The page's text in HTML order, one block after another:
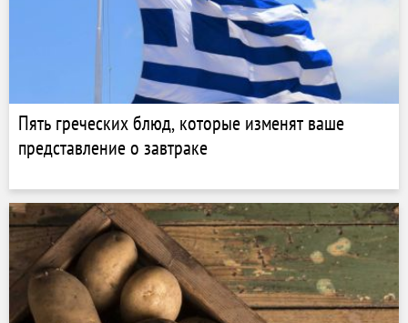
Пять греческих блюд, которые изменят ваше
представление о завтраке